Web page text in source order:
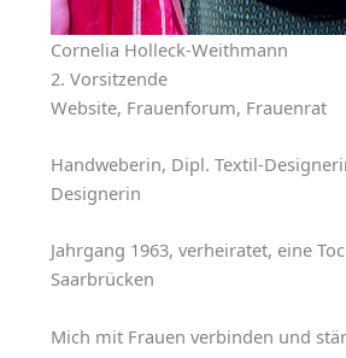
Cornelia Holleck-Weithmann
2. Vorsitzende
Website, Frauenforum, Frauenrat
Handweberin, Dipl. Textil-
Designerin
Jahrgang 1963, verheiratet, eine
Saarbrücken
Mich mit Frauen verbinden und